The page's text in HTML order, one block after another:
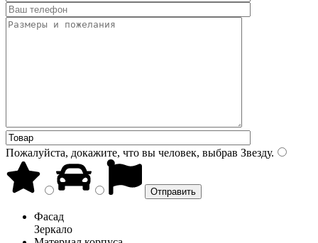
Пожалуйста, докажите, что вы человек, выбрав Звезду.
Фасад
Зеркало